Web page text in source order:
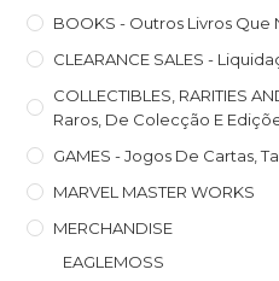
BOOKS - Outros Livros
CLEARANCE SALES -
COLLECTIBLES, RARITIES
Raros, De Colecção E
GAMES - Jogos De Cartas,
MARVEL MASTER WORKS
MERCHANDISE
EAGLEMOSS